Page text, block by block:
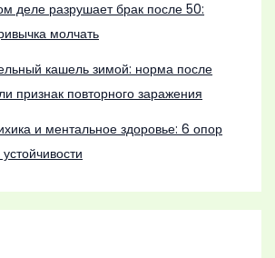
деле разрушает брак после 50:
молчать
кашель зимой: норма после
признак повторного заражения
и ментальное здоровье: 6 опор